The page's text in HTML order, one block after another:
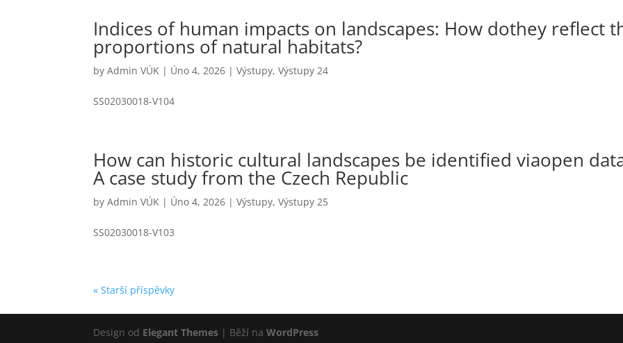
Indices of human impacts on landscapes: How dothey reflect
proportions of natural habitats?
byAdmin VÚK | Úno 4, 2026 |Výstupy,Výstupy 24
SS02030018-V104
How can historic cultural landscapes be identified viaopen
A case study from the Czech Republic
byAdmin VÚK | Úno 4, 2026 |Výstupy,Výstupy 25
SS02030018-V103
« Starší příspěvky
Design od Elegant Themes | Běží naWordPress